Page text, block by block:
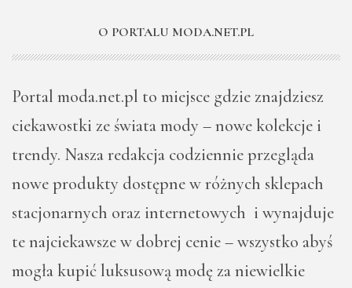
O PORTALU MODA.NET.PL
Portal moda.net.pl to miejsce gdzie znajdziesz
ciekawostki ze świata mody – nowe kolekcje i
trendy. Nasza redakcja codziennie przegląda
nowe produkty dostępne w różnych sklepach
stacjonarnych oraz internetowych i wynajduje
te najciekawsze w dobrej cenie – wszystko abyś
mogła kupić luksusową modę za niewielkie